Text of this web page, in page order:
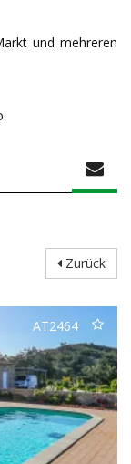
und mehreren
Zurück
AT2464